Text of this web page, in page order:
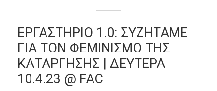
ΕΡΓΑΣΤΗΡΙΟ 1.0: ΣΥΖΗΤΑΜΕ
ΓΙΑ ΤΟΝ ΦΕΜΙΝΙΣΜΟ ΤΗΣ
ΚΑΤΑΡΓΗΣΗΣ | ΔΕΥΤΕΡΑ
10.4.23 @ FAC